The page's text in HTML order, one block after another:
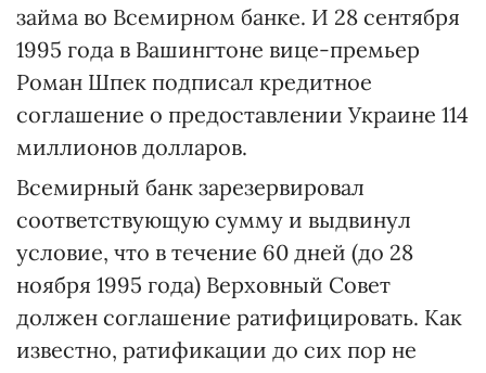
займа во Всемирном банке. И 28 сентября
1995 года в Вашингтоне вице-премьер
Роман Шпек подписал кредитное
соглашение о предоставлении Украине 114
миллионов долларов.
Всемирный банк зарезервировал
соответствующую сумму и выдвинул
условие, что в течение 60 дней (до 28
ноября 1995 года) Верховный Совет
должен соглашение ратифицировать. Как
известно, ратификации до сих пор не